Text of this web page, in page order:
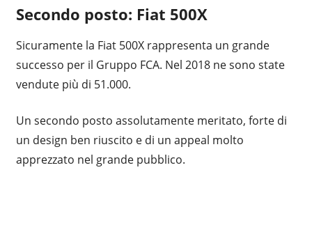
Secondo posto: Fiat 500X
Sicuramente la Fiat 500X rappresenta un grande
successo per il Gruppo FCA. Nel 2018 ne sono state
vendute più di 51.000.
Un secondo posto assolutamente meritato, forte di
un design ben riuscito e di un appeal molto
apprezzato nel grande pubblico.